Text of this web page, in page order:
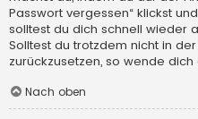
Passwort vergessen“ klickst
solltest du dich schnell wieder
Solltest du trotzdem nicht in
zurückzusetzen, so wende
Nach oben